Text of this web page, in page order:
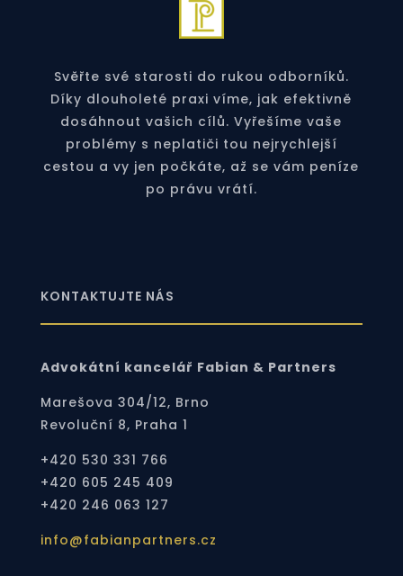
Svěřte své starosti do rukou odborníků.
Díky dlouholeté praxi víme, jak efektivně
dosáhnout vašich cílů. Vyřešíme vaše
problémy s neplatiči tou nejrychlejší
cestou a vy jen počkáte, až se vám peníze
po právu vrátí.
KONTAKTUJTE NÁS
Advokátní kancelář Fabian & Partners
Marešova 304/12, Brno
Revoluční 8, Praha 1
+420 530 331 766
+420 605 245 409
+420 246 063 127
info@fabianpartners.cz